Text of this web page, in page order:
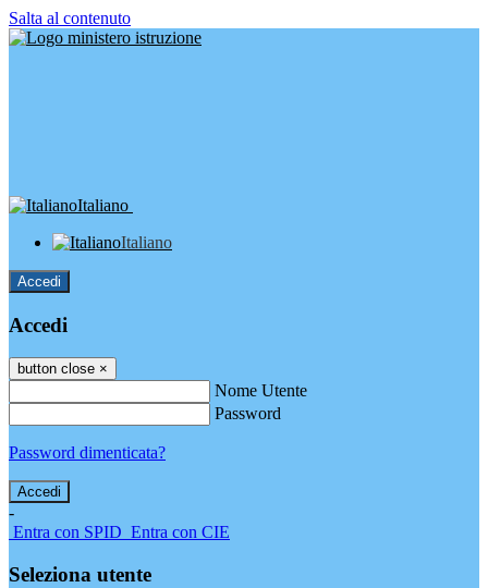
Salta al contenuto
Italiano
Italiano
Accedi
Accedi
button close ×
Nome Utente
Password
Password dimenticata?
-
Entra con SPID Entra con CIE
Seleziona utente